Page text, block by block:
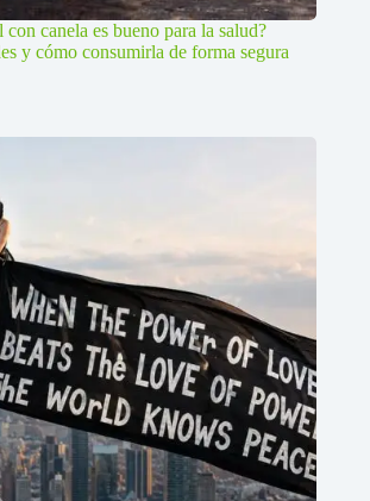
canela es bueno para la salud?
y cómo consumirla de forma segura